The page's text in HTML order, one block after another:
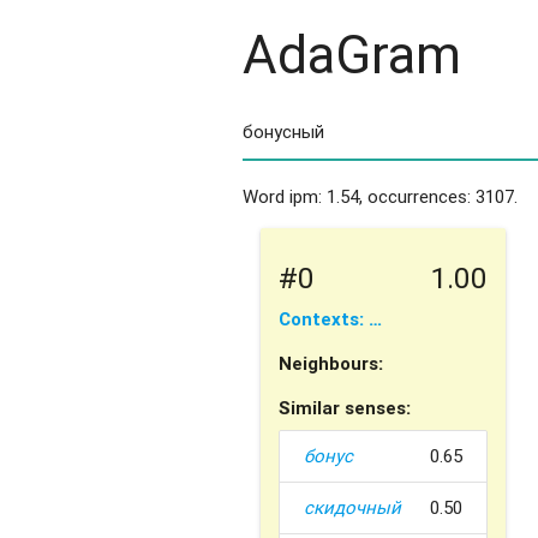
AdaGram
Word ipm: 1.54, occurrences: 3107.
#0 1.00
Contexts: …
Neighbours:
Similar senses:
бонус 0.65
скидочный 0.50